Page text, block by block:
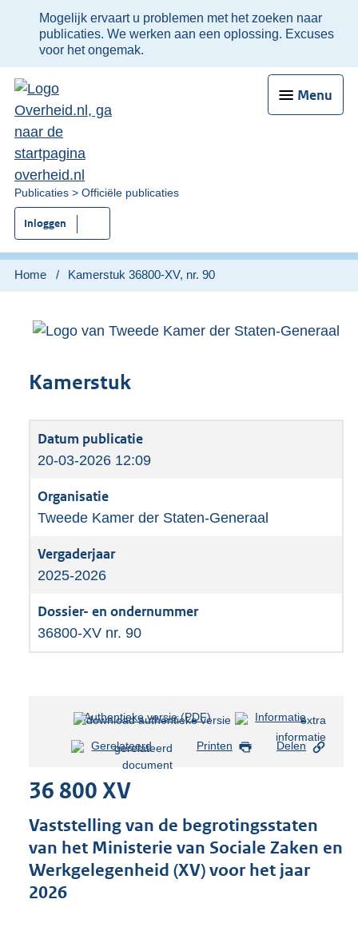
Ter
informatie:
Mogelijk ervaart u problemen met het zoeken naar
publicaties. We werken aan een oplossing. Excuses
voor het ongemak.
Menu
U
bent
nu
hier:
Publicaties Officiële publicaties
Inloggen
Home Kamerstuk 36800-XV, nr. 90
Kamerstuk
20-03-2026 12:09
Tweede Kamer der Staten-Generaal
2025-2026
36800-XV nr. 90
Authentieke versie (PDF)b
s
s
g
r
Informatie
Gerelateerd Printen Delen
36 800 XV
Vaststelling van de begrotingsstaten
van het Ministerie van Sociale Zaken en
Werkgelegenheid (XV) voor het jaar
2026